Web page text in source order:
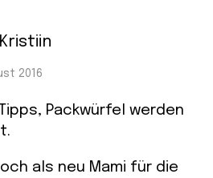
2016
Packwürfel werden
als neu Mami für die